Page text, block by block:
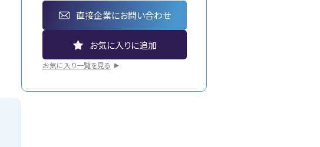
直接企業にお問い合わせ
お気に入り一覧を見る